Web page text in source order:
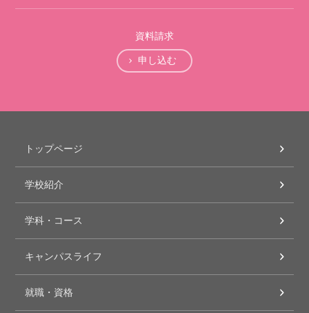
資料請求
申し込む
トップページ
学校紹介
学科・コース
キャンパスライフ
就職・資格